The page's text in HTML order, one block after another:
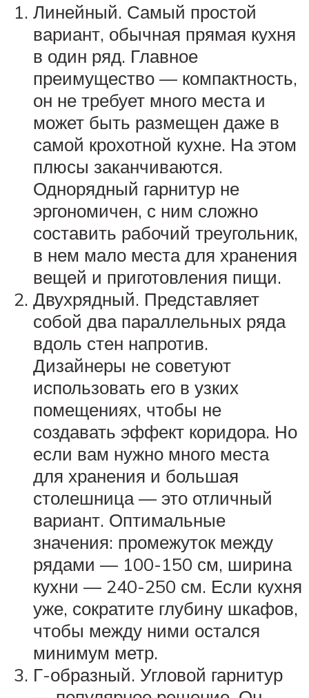
Линейный. Самый простой
вариант, обычная прямая кухня
в один ряд. Главное
преимущество — компактность,
он не требует много места и
может быть размещен даже в
самой крохотной кухне. На этом
плюсы заканчиваются.
Однорядный гарнитур не
эргономичен, с ним сложно
составить рабочий треугольник,
в нем мало места для хранения
вещей и приготовления пищи.
Двухрядный. Представляет
собой два параллельных ряда
вдоль стен напротив.
Дизайнеры не советуют
использовать его в узких
помещениях, чтобы не
создавать эффект коридора. Но
если вам нужно много места
для хранения и большая
столешница — это отличный
вариант. Оптимальные
значения: промежуток между
рядами — 100-150 см, ширина
кухни — 240-250 см. Если кухня
уже, сократите глубину шкафов,
чтобы между ними остался
минимум метр.
Г-образный. Угловой гарнитур